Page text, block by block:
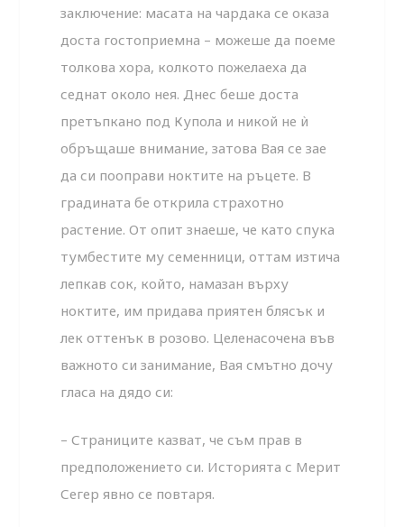
заключение: масата на чардака се оказа
доста гостоприемна – можеше да поеме
толкова хора, колкото пожелаеха да
седнат около нея. Днес беше доста
претъпкано под Купола и никой не ѝ
обръщаше внимание, затова Вая се зае
да си пооправи ноктите на ръцете. В
градината бе открила страхотно
растение. От опит знаеше, че като спука
тумбестите му семенници, оттам изтича
лепкав сок, който, намазан върху
ноктите, им придава приятен блясък и
лек оттенък в розово. Целенасочена във
важното си занимание, Вая смътно дочу
гласа на дядо си:
– Страниците казват, че съм прав в
предположението си. Историята с Мерит
Сегер явно се повтаря.